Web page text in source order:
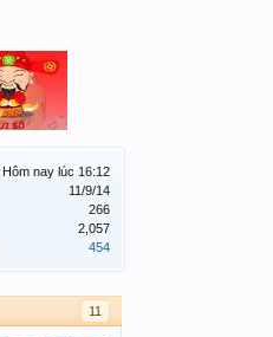
Hôm nay lúc 16:12
11/9/14
266
2,057
454
11